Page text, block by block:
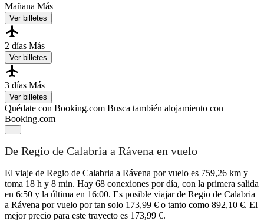
Mañana Más
Ver billetes
2 días Más
Ver billetes
3 días Más
Ver billetes
Quédate con Booking.com Busca también alojamiento con
Booking.com
De Regio de Calabria a Rávena en vuelo
El viaje de Regio de Calabria a Rávena por vuelo es 759,26 km y
toma 18 h y 8 min. Hay 68 conexiones por día, con la primera salida
en 6:50 y la última en 16:00. Es posible viajar de Regio de Calabria
a Rávena por vuelo por tan solo 173,99 € o tanto como 892,10 €. El
mejor precio para este trayecto es 173,99 €.